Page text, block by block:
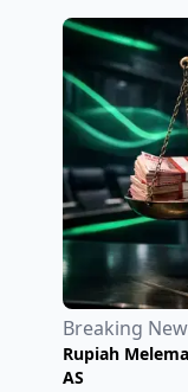
Breaking
Rupiah
AS